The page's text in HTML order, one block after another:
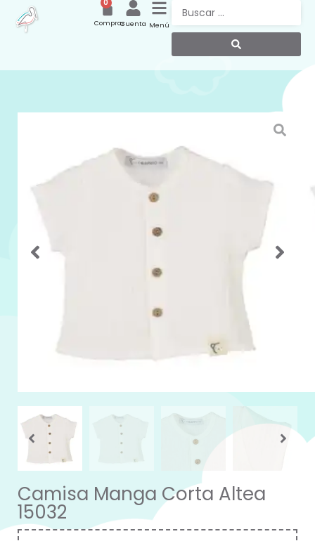
Menú
Cuenta
0
Compras
Camisa Manga Corta Altea
15032